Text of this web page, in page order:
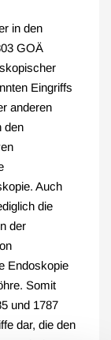
in den
GOÄ
Eingriffs
anderen
den
Auch
die
der
Endoskopie
Somit
und 1787
dar, die den